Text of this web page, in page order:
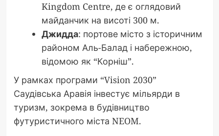
Kingdom Centre, де є оглядовий
майданчик на висоті 300 м.
Джидда: портове місто з історичним
районом Аль-Балад і набережною,
відомою як “Корніш”.
У рамках програми “Vision 2030”
Саудівська Аравія інвестує мільярди в
туризм, зокрема в будівництво
футуристичного міста NEOM.